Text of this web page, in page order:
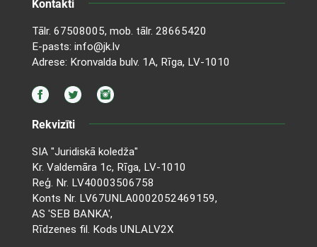
Kontakti
Tālr. 67508005, mob. tālr. 28665420
E-pasts: info@jk.lv
Adrese: Kronvalda bulv. 1A, Rīga, LV-1010
Rekvizīti
SIA "Juridiskā koledža"
Kr. Valdemāra 1c, Rīga, LV-1010
Reģ. Nr. LV40003506758
Konts Nr. LV67UNLA0002052469159,
AS 'SEB BANKA',
Rīdzenes fil. Kods UNLALV2X